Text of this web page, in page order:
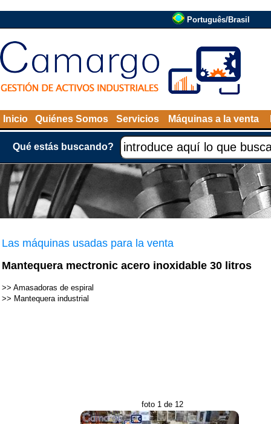
Português/Brasil
Inicio Quiénes Somos Servicios Máquinas a la venta
Qué estás buscando?
Las máquinas usadas para la venta
Mantequera mectronic acero inoxidable 30 litros
>> Amasadoras de espiral
>> Mantequera industrial
foto 1 de 12